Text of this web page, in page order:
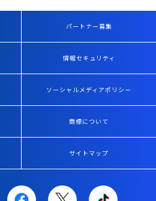
パートナー募集
情報セキュリティ
ソーシャルメディアポリシー
商標について
サイトマップ